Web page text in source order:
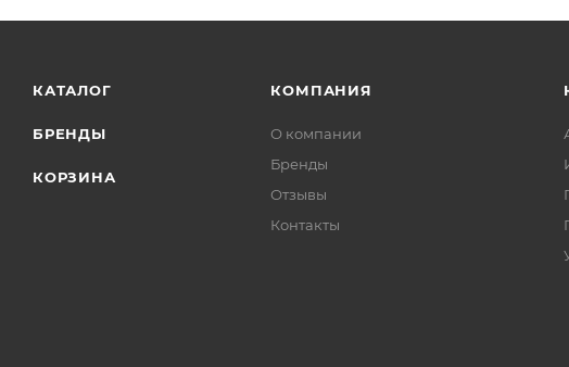
КАТАЛОГ
БРЕНДЫ
КОРЗИНА
КОМПАНИЯ
О компании
Бренды
Отзывы
Контакты